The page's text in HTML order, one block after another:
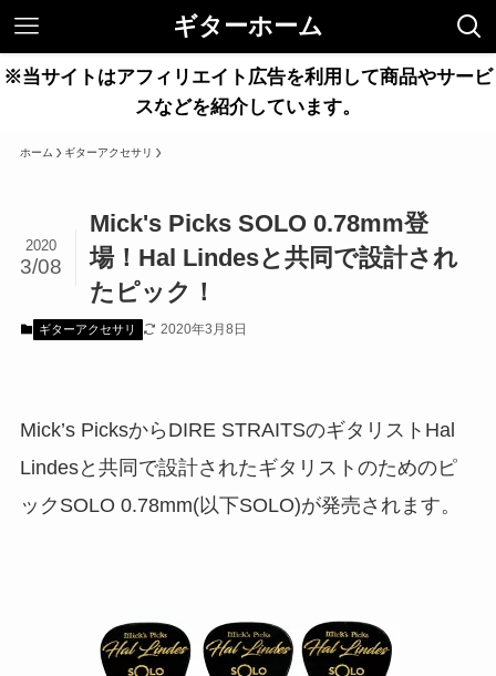
ギターホーム
※当サイトはアフィリエイト広告を利用して商品やサービ
スなどを紹介しています。
ホーム ギターアクセサリ
Mick's Picks SOLO 0.78mm登
場！Hal Lindesと共同で設計され
たピック！
2020
3/08
ギターアクセサリ 2020年3月8日
Mick’s PicksからDIRE STRAITSのギタリストHal
Lindesと共同で設計されたギタリストのためのピ
ックSOLO 0.78mm(以下SOLO)が発売されます。